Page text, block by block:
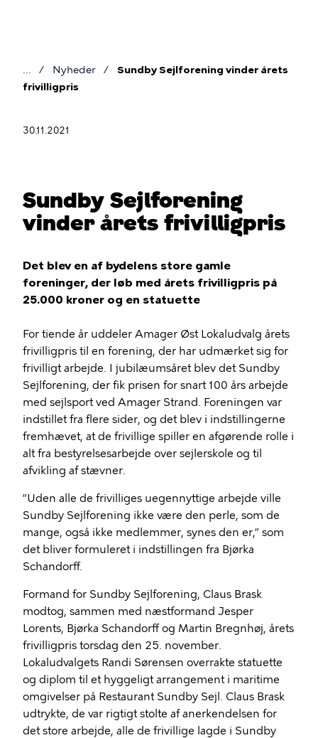
Brødkrumme
Nyheder
Sundby Sejlforening vinder årets
frivilligpris
30.11.2021
Sundby Sejlforening
vinder årets frivilligpris
Det blev en af bydelens store gamle
foreninger, der løb med årets frivilligpris på
25.000 kroner og en statuette
For tiende år uddeler Amager Øst Lokaludvalg årets
frivilligpris til en forening, der har udmærket sig for
frivilligt arbejde. I jubilæumsåret blev det Sundby
Sejlforening, der fik prisen for snart 100 års arbejde
med sejlsport ved Amager Strand. Foreningen var
indstillet fra flere sider, og det blev i indstillingerne
fremhævet, at de frivillige spiller en afgørende rolle i
alt fra bestyrelsesarbejde over sejlerskole og til
afvikling af stævner.
”Uden alle de frivilliges uegennyttige arbejde ville
Sundby Sejlforening ikke være den perle, som de
mange, også ikke medlemmer, synes den er,” som
det bliver formuleret i indstillingen fra Bjørka
Schandorff.
Formand for Sundby Sejlforening, Claus Brask
modtog, sammen med næstformand Jesper
Lorents, Bjørka Schandorff og Martin Bregnhøj, årets
frivilligpris torsdag den 25. november.
Lokaludvalgets Randi Sørensen overrakte statuette
og diplom til et hyggeligt arrangement i maritime
omgivelser på Restaurant Sundby Sejl. Claus Brask
udtrykte, de var rigtigt stolte af anerkendelsen for
det store arbejde, alle de frivillige lagde i Sundby